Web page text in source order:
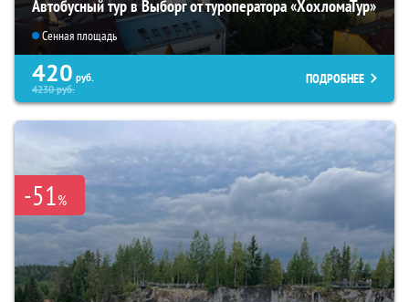
Автобусный тур в Выборг от туроператора «ХохломаТур»
Сенная площадь
420 руб.
4230руб.
ПОДРОБНЕЕ
-51%